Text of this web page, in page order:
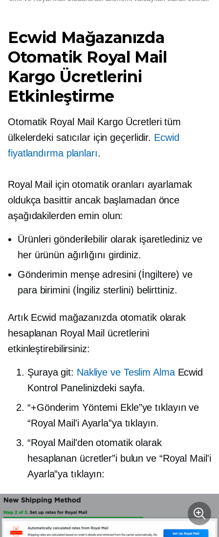
Ecwid Mağazanızda
Otomatik Royal Mail
Kargo Ücretlerini
Etkinleştirme
Otomatik Royal Mail Kargo Ücretleri tüm
ülkelerdeki satıcılar için geçerlidir. Ecwid
fiyatlandırma planları.
Royal Mail için otomatik oranları ayarlamak
oldukça basittir ancak başlamadan önce
aşağıdakilerden emin olun:
Ürünleri gönderilebilir olarak işaretlediniz ve
her ürünün ağırlığını girdiniz.
Gönderimin menşe adresini (İngiltere) ve
para birimini (İngiliz sterlini) belirttiniz.
Artık Ecwid mağazanızda otomatik olarak
hesaplanan Royal Mail ücretlerini
etkinleştirebilirsiniz:
Şuraya git: Nakliye ve Teslim AlmaEcwid
Kontrol Panelinizdeki sayfa.
“+Gönderim Yöntemi Ekle”ye tıklayın ve
“Royal Mail'i Ayarla”ya tıklayın.
“Royal Mail'den otomatik olarak
hesaplanan ücretler”i bulun ve “Royal Mail'i
Ayarla”ya tıklayın: